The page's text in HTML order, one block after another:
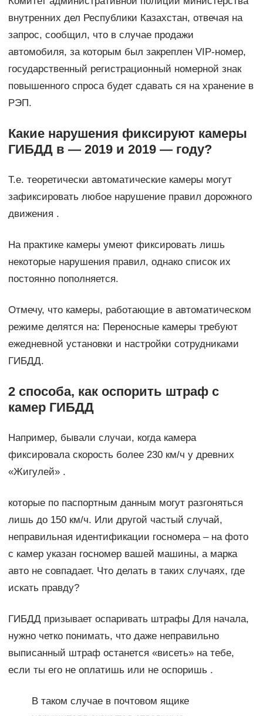
внутренних дел Республики Казахстан, отвечая на
запрос, сообщил, что в случае продажи
автомобиля, за которым был закреплен VIP-номер,
государственный регистрационный номерной знак
повышенного спроса будет сдавать ся на хранение в
РЭП.
Какие нарушения фиксируют камеры
ГИБДД в — 2019 и 2019 — году?
Т.е. теоретически автоматические камеры могут
зафиксировать любое нарушение правил дорожного
движения .
На практике камеры умеют фиксировать лишь
некоторые нарушения правил, однако список их
постоянно пополняется.
Отмечу, что камеры, работающие в автоматическом
режиме делятся на: Переносные камеры требуют
ежедневной установки и настройки сотрудниками
ГИБДД.
2 способа, как оспорить штраф с
камер ГИБДД
Например, бывали случаи, когда камера
фиксировала скорость более 230 км/ч у древних
«Жигулей» .
которые по паспортным данным могут разгоняться
лишь до 150 км/ч. Или другой частый случай,
неправильная идентификации госномера – на фото
с камер указан госномер вашей машины, а марка
авто не совпадает. Что делать в таких случаях, где
искать правду?
ГИБДД призывает оспаривать штрафы Для начала,
нужно четко понимать, что даже неправильно
выписанный штраф останется «висеть» на тебе,
если ты его не оплатишь или не оспоришь .
В таком случае в почтовом ящике